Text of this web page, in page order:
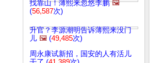
找靠山！薄熙来忽悠李鹏 🖼️
(56,587次)
升官？李源潮明告诉薄熙来没门
儿 🖼️ (49,485次)
周永康试新招，国安的人有活儿